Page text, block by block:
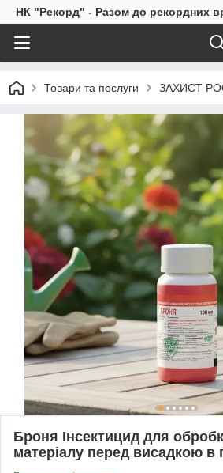
НК "Рекорд" - Разом до рекордних
Товари та послуги ЗАХИСТ
Броня Інсектицид для
матеріалу перед висадкою в